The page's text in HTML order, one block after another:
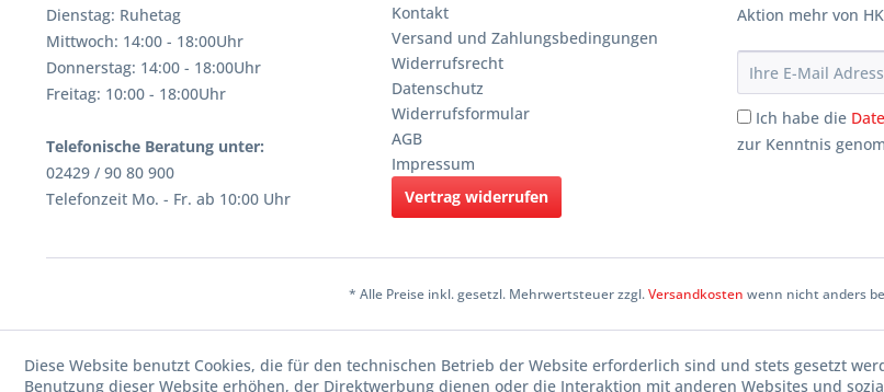
Dienstag: Ruhetag
Mittwoch: 14:00 - 18:00Uhr
Donnerstag: 14:00 - 18:00Uhr
Freitag: 10:00 - 18:00Uhr
Telefonische Beratung unter:
02429 / 90 80 900
Telefonzeit Mo. - Fr. ab 10:00 Uhr
Kontakt
Versand und Zahlungsbedingungen
Widerrufsrecht
Datenschutz
Widerrufsformular
AGB
Impressum
Vertrag widerrufen
Aktion mehr von
Ich habe die
zur Kenntnis
* Alle Preise inkl. gesetzl. Mehrwertsteuer zzgl.Versandkosten wenn nicht anders
Diese Website benutzt Cookies, die für den technischen Betrieb der Website erforderlich sind und stets gesetzt
Benutzung dieser Website erhöhen, der Direktwerbung dienen oder die Interaktion mit anderen Websites und